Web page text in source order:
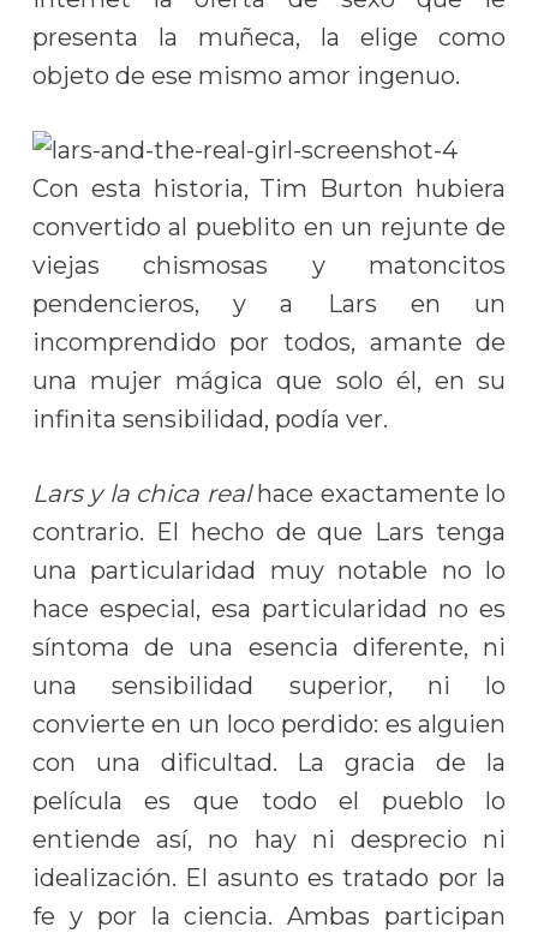
presenta la muñeca, la elige como
objeto de ese mismo amor ingenuo.
Con esta historia, Tim Burton hubiera
convertido al pueblito en un rejunte de
viejas chismosas y matoncitos
pendencieros, y a Lars en un
incomprendido por todos, amante de
una mujer mágica que solo él, en su
infinita sensibilidad, podía ver.
Lars y la chica realhace exactamente lo
contrario. El hecho de que Lars tenga
una particularidad muy notable no lo
hace especial, esa particularidad no es
síntoma de una esencia diferente, ni
una sensibilidad superior, ni lo
convierte en un loco perdido: es alguien
con una dificultad. La gracia de la
película es que todo el pueblo lo
entiende así, no hay ni desprecio ni
idealización. El asunto es tratado por la
fe y por la ciencia. Ambas participan